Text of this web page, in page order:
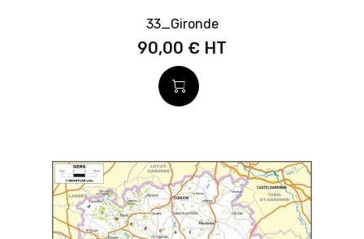
33_Gironde
90,00 €